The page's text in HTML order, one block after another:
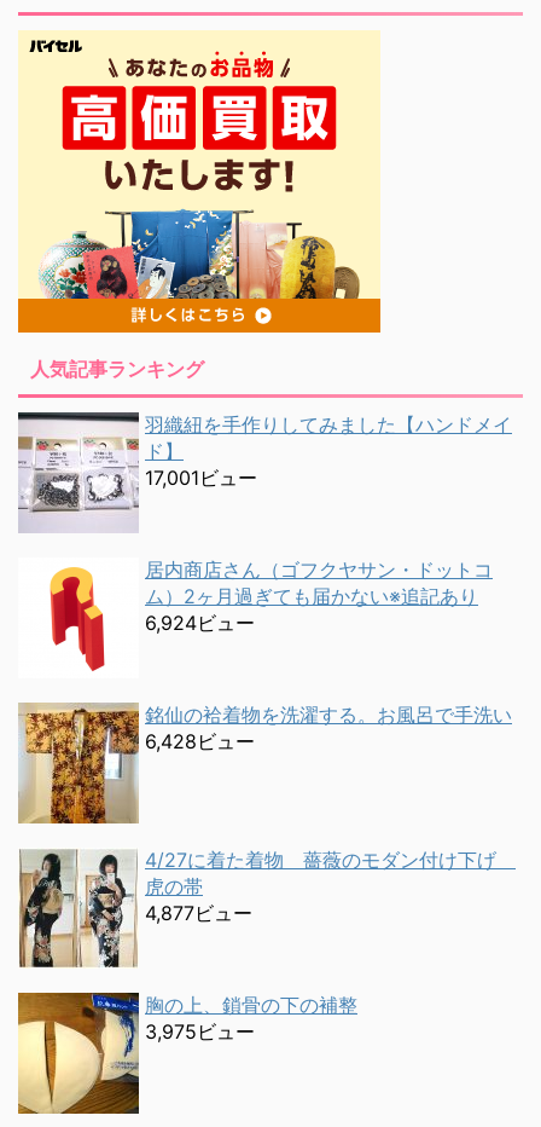
人気記事ランキング
羽織紐を手作りしてみました【ハンドメイ
ド】
17,001ビュー
居内商店さん（ゴフクヤサン・ドットコ
ム）2ヶ月過ぎても届かない※追記あり
6,924ビュー
銘仙の袷着物を洗濯する。お風呂で手洗い
6,428ビュー
4/27に着た着物 薔薇のモダン付け下げ
虎の帯
4,877ビュー
胸の上、鎖骨の下の補整
3,975ビュー